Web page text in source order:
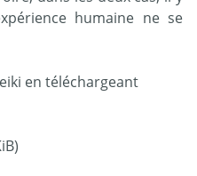
humaine ne se
en téléchargeant